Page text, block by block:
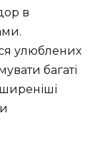
в
улюблених
багаті